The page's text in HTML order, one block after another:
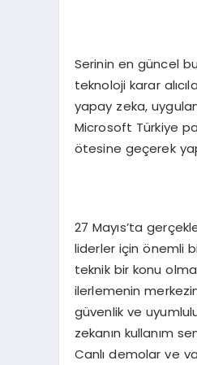
Serinin en güncel
teknoloji karar
yapay zeka,
Microsoft Türkiye
ötesine geçerek
27 Mayıs’ta
liderler için önemli
teknik bir konu
ilerlemenin
güvenlik ve
zekanın kullanım
Canlı demolar ve